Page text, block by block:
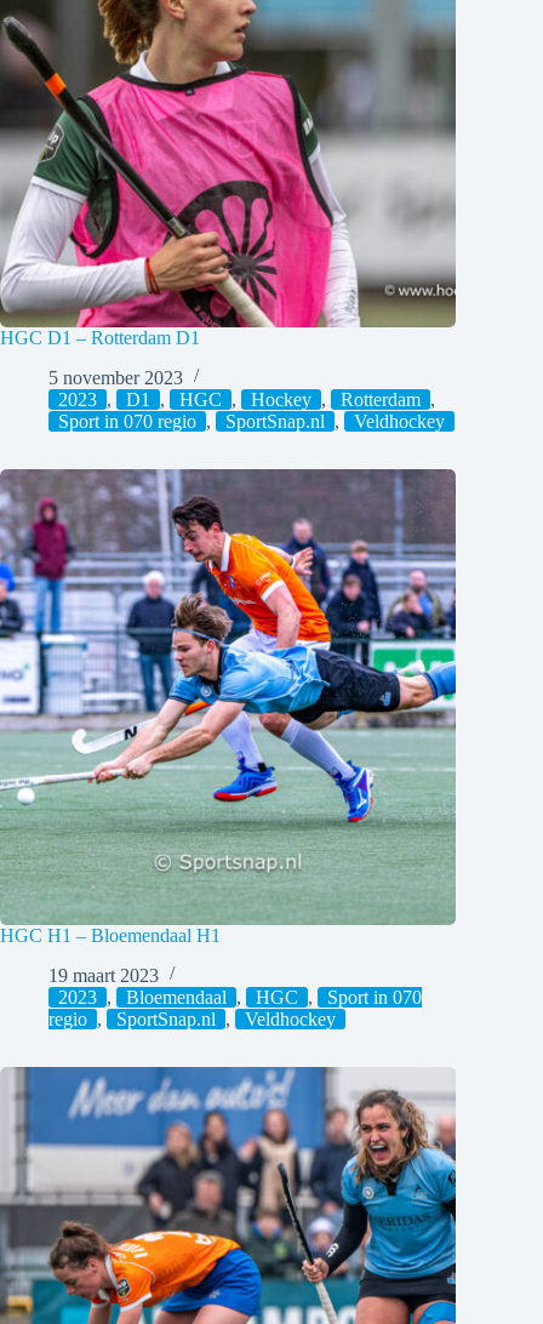
HGC D1 – Rotterdam D1
5 november 2023
2023 , D1 , HGC , Hockey , Rotterdam ,
Sport in 070 regio , SportSnap.nl , Veldhockey
HGC H1 – Bloemendaal H1
19 maart 2023
2023 , Bloemendaal , HGC ,
Sport in 070
regio , SportSnap.nl , Veldhockey